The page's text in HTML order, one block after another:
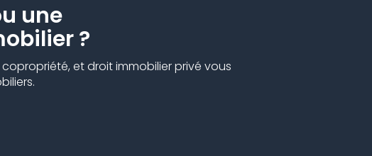
une
?
et droit immobilier privé vous